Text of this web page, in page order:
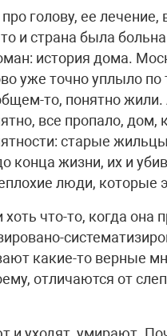
голову, ее лечение,
и страна была
история дома.
уже точно уплыло
то, понятно жили.
все пропало, дом,
старые
конца жизни, их и
люди, которые
что-то, когда она
какие-то верные
отличаются от